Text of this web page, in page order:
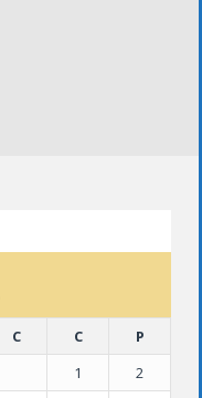
C C
P
1
2